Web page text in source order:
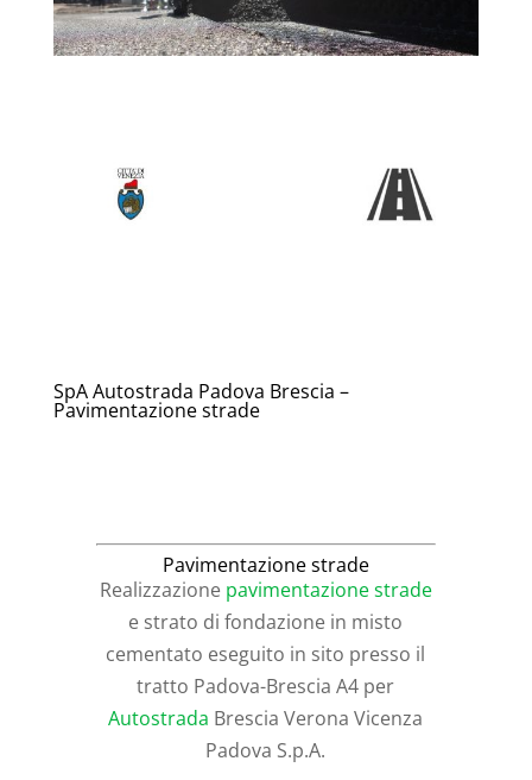
SpA Autostrada Padova Brescia –
Pavimentazione strade
Pavimentazione strade
Realizzazione pavimentazione strade
e strato di fondazione in misto
cementato eseguito in sito presso il
tratto Padova-Brescia A4 per
Autostrada Brescia Verona Vicenza
Padova S.p.A.